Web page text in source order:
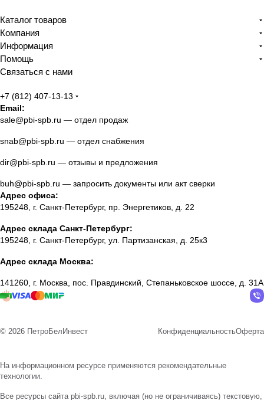
Каталог товаров
Компания
Информация
Помощь
Связаться с нами
+7 (812) 407-13-13
Email:
sale@pbi-spb.ru — отдел продаж
snab@pbi-spb.ru — отдел снабжения
dir@pbi-spb.ru — отзывы и предложения
buh@pbi-spb.ru — запросить документы или акт сверки
Адрес офиса:
195248, г. Санкт-Петербург, пр. Энергетиков, д. 22
Адрес склада Санкт-Петербург:
195248, г. Санкт-Петербург, ул. Партизанская, д. 25к3
Адрес склада Москва:
141260, г. Москва, пос. Правдинский, Степаньковское шоссе, д. 31А
© 2026 ПетроБелИнвест КонфиденциальностьОферта
На информационном ресурсе применяются рекомендательные
технологии.
Все ресурсы сайта pbi-spb.ru, включая (но не ограничиваясь) текстовую,